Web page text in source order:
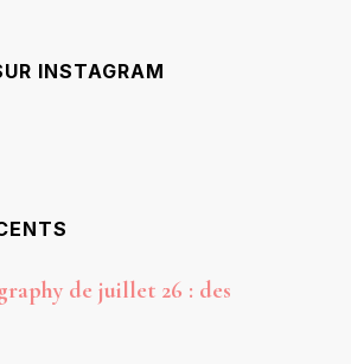
INSTAGRAM
de juillet 26 : des